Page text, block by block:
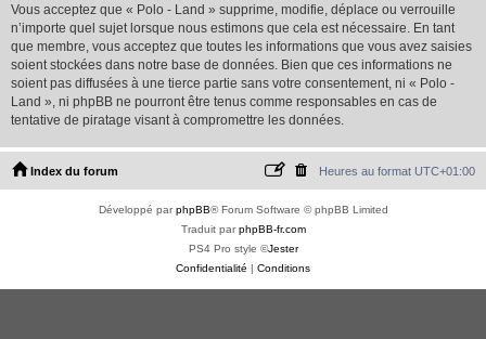
Vous acceptez que « Polo - Land » supprime, modifie, déplace ou verrouille
n’importe quel sujet lorsque nous estimons que cela est nécessaire. En tant
que membre, vous acceptez que toutes les informations que vous avez saisies
soient stockées dans notre base de données. Bien que ces informations ne
soient pas diffusées à une tierce partie sans votre consentement, ni « Polo -
Land », ni phpBB ne pourront être tenus comme responsables en cas de
tentative de piratage visant à compromettre les données.
Index du forum Heures au format UTC+01:00
Développé parphpBB® Forum Software © phpBB Limited
Traduit parphpBB-fr.com
PS4 Pro style ©Jester
Confidentialité | Conditions